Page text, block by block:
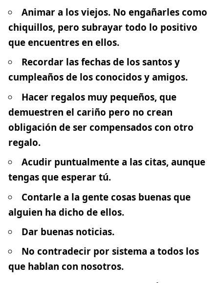
Animar a los viejos. No engañarles como
chiquillos, pero subrayar todo lo positivo
que encuentres en ellos.
Recordar las fechas de los santos y
cumpleaños de los conocidos y amigos.
Hacer regalos muy pequeños, que
demuestren el cariño pero no crean
obligación de ser compensados con otro
regalo.
Acudir puntualmente a las citas, aunque
tengas que esperar tú.
Contarle a la gente cosas buenas que
alguien ha dicho de ellos.
Dar buenas noticias.
No contradecir por sistema a todos los
que hablan con nosotros.